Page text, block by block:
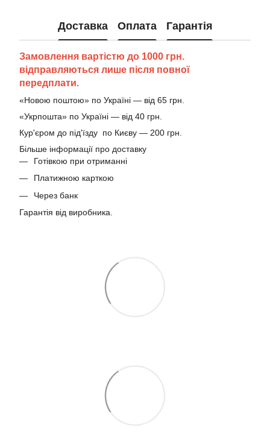
Доставка Оплата Гарантія
Замовлення вартістю до 1000 грн.
відправляються лише після повної
передплати.
«Новою поштою» по Україні — від 65 грн.
«Укрпошта» по Україні — від 40 грн.
Кур'єром до під'їзду по Києву — 200 грн.
Більше інформації про доставку
Готівкою при отриманні
Платижною карткою
Через банк
Гарантія від виробника.